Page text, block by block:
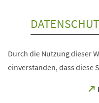
Durch die Nutzung dieser
einverstanden, dass diese